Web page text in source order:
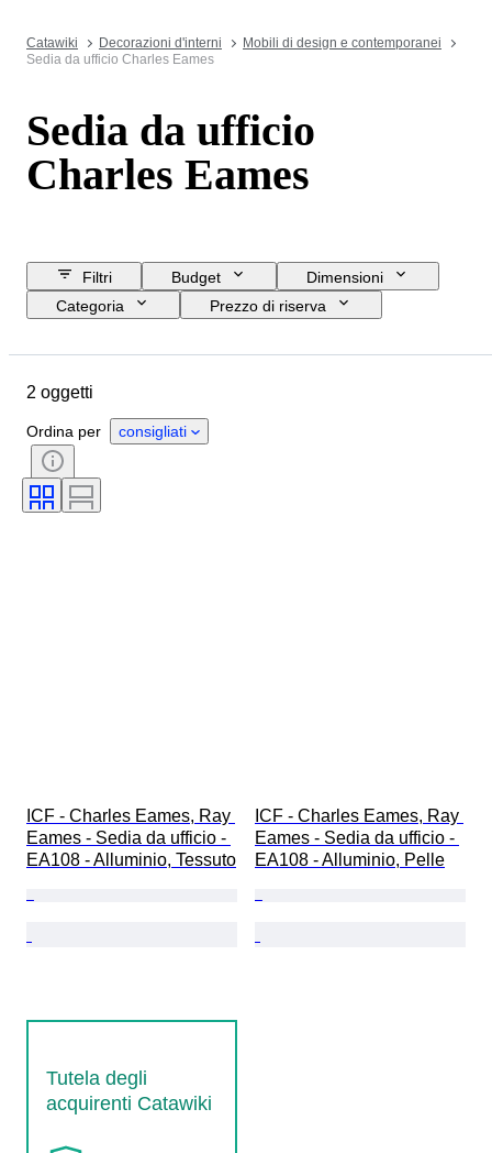
Catawiki Decorazioni d'interni
Mobili di design e contemporanei
Sedia da ufficio Charles Eames
Sedia da ufficio
Charles Eames
Filtri Budget
Dimensioni
Categoria
Prezzo di riserva
Paese d’origine
Condizioni
Creatore
Modello
2 oggetti
Ordina per consigliati
ICF - Charles Eames, Ray
Eames - Sedia da ufficio -
EA108 - Alluminio, Tessuto
ICF - Charles Eames, Ray
Eames - Sedia da ufficio -
EA108 - Alluminio, Pelle
Tutela degli
acquirenti Catawiki